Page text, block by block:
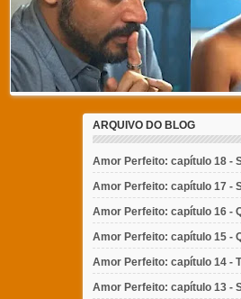
ARQUIVO DO BLOG
Amor Perfeito: capítulo 18 -
Amor Perfeito: capítulo 17 -
Amor Perfeito: capítulo 16 -
Amor Perfeito: capítulo 15 -
Amor Perfeito: capítulo 14 -
Amor Perfeito: capítulo 13 -